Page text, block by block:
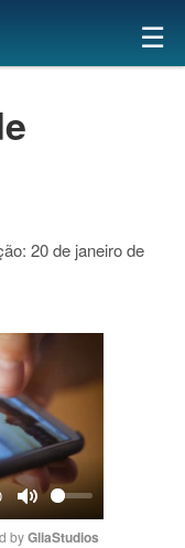
×
☰
20 de janeiro de
Mute
by GliaStudios